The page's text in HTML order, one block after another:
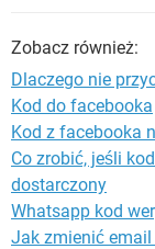
Zobacz również:
Dlaczego nie
Kod do facebooka
Kod z facebooka
Co zrobić, jeśli
dostarczony
Whatsapp kod
Jak zmienić